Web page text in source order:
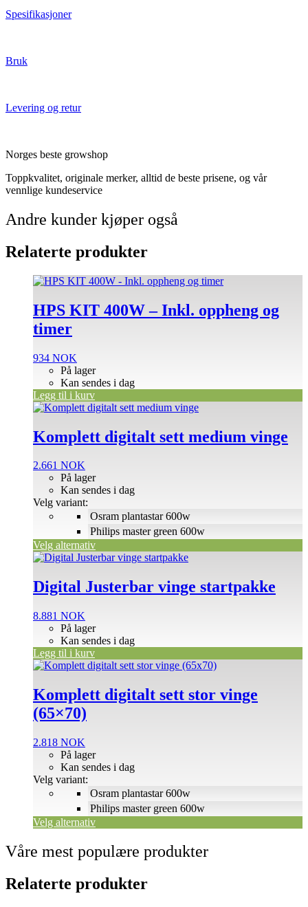
Spesifikasjoner
Bruk
Levering og retur
Norges beste growshop
Toppkvalitet, originale merker, alltid de beste prisene, og vår
vennlige kundeservice
Andre kunder kjøper også
Relaterte produkter
HPS KIT 400W – Inkl. oppheng og
timer
934 NOK
På lager
Kan sendes i dag
Legg til i kurv
Komplett digitalt sett medium vinge
2.661 NOK
Osram plantastar 600w
Philips master green 600w
På lager
Kan sendes i dag
Velg variant:
Velg alternativ
Dette
har
flere
Alternativene
velges
på
produktsiden
Digital Justerbar vinge startpakke
8.881 NOK
På lager
Kan sendes i dag
Legg til i kurv
Komplett digitalt sett stor vinge
(65×70)
2.818 NOK
Osram plantastar 600w
Philips master green 600w
På lager
Kan sendes i dag
Velg variant:
Velg alternativ
Dette
har
flere
varianter.
kan
velges
produktsiden
Våre mest populære produkter
Relaterte produkter